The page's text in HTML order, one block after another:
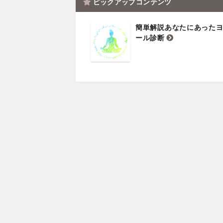
ピックアップコンテンツ
簡単解説あなたにあった
ール診断